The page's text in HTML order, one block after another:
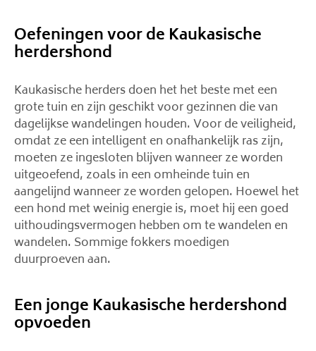
Oefeningen voor de Kaukasische
herdershond
Kaukasische herders doen het het beste met een
grote tuin en zijn geschikt voor gezinnen die van
dagelijkse wandelingen houden. Voor de veiligheid,
omdat ze een intelligent en onafhankelijk ras zijn,
moeten ze ingesloten blijven wanneer ze worden
uitgeoefend, zoals in een omheinde tuin en
aangelijnd wanneer ze worden gelopen. Hoewel het
een hond met weinig energie is, moet hij een goed
uithoudingsvermogen hebben om te wandelen en
wandelen. Sommige fokkers moedigen
duurproeven aan.
Een jonge Kaukasische herdershond
opvoeden